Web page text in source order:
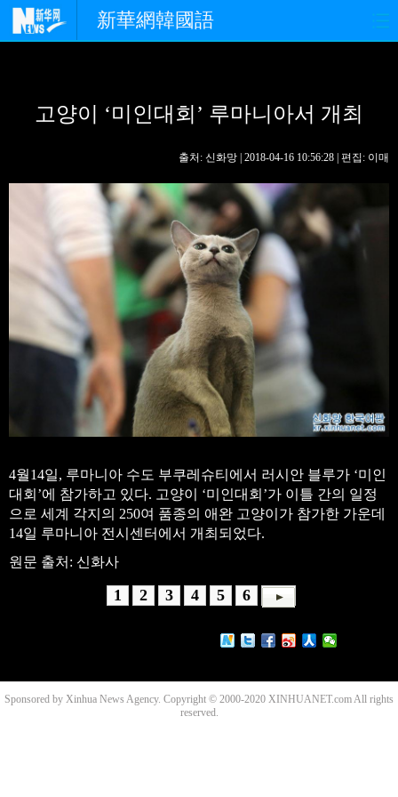
新華網韓國語
경제 사회 포토
핫 TV 문화
관광
고양이 ‘미인대회’ 루마니아서 개최
출처: 신화망 | 2018-04-16 10:56:28 | 편집: 이매
4월14일, 루마니아 수도 부쿠레슈티에서 러시안 블루가 ‘미인
대회’에 참가하고 있다. 고양이 ‘미인대회’가 이틀 간의 일정
으로 세계 각지의 250여 품종의 애완 고양이가 참가한 가운데
14일 루마니아 전시센터에서 개최되었다.
원문 출처: 신화사
1 2 3 4 5 6